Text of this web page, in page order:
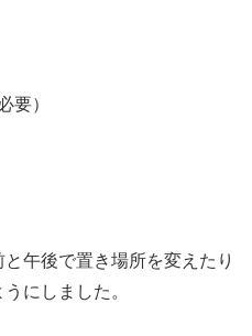
要）
午後で置き場所を変えたり
にしました。